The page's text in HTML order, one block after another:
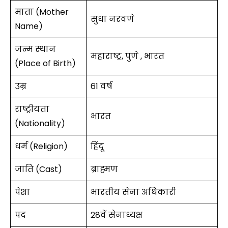
माता (Mother
Name)
सुधा नरवणे
जन्म स्थान
(Place of Birth)
महाराष्ट्र, पुणे , भारत
उम्र
61 वर्ष
राष्ट्रीयता
(Nationality)
भारत
धर्म (Religion)
हिंदू
जाति (Cast)
ब्राह्मण
पेशा
भारतीय सेना अधिकारी
पद
28वें सेनाध्यक्ष